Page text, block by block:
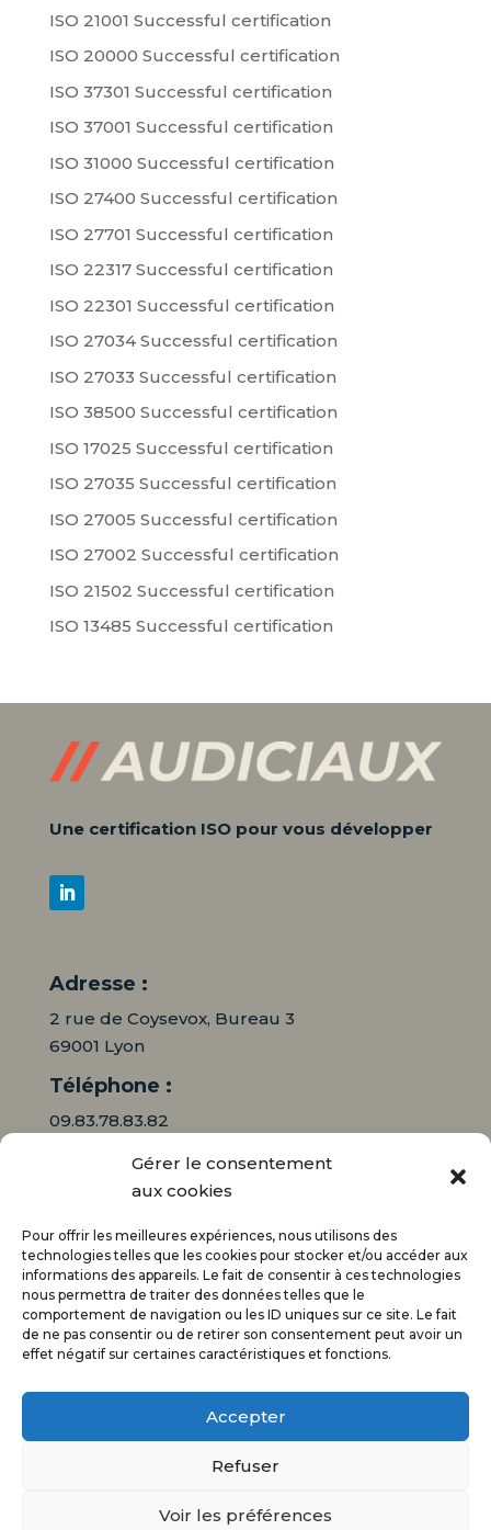
Gérer le consentement
aux cookies
Pour offrir les meilleures expériences, nous utilisons des
technologies telles que les cookies pour stocker et/ou accéder aux
informations des appareils. Le fait de consentir à ces technologies
nous permettra de traiter des données telles que le
comportement de navigation ou les ID uniques sur ce site. Le fait
de ne pas consentir ou de retirer son consentement peut avoir un
effet négatif sur certaines caractéristiques et fonctions.
Accepter
Refuser
Voir les préférences
ISO 21001 Successful certification
ISO 20000 Successful certification
ISO 37301 Successful certification
ISO 37001 Successful certification
ISO 31000 Successful certification
ISO 27400 Successful certification
ISO 27701 Successful certification
ISO 22317 Successful certification
ISO 22301 Successful certification
ISO 27034 Successful certification
ISO 27033 Successful certification
ISO 38500 Successful certification
ISO 17025 Successful certification
ISO 27035 Successful certification
ISO 27005 Successful certification
ISO 27002 Successful certification
ISO 21502 Successful certification
ISO 13485 Successful certification
Une certification ISO pour vous développer
Adresse :
2 rue de Coysevox, Bureau 3
69001 Lyon
Téléphone :
09.83.78.83.82
06.16.95.71.64
contact@audiciaux.fr
E-mail*